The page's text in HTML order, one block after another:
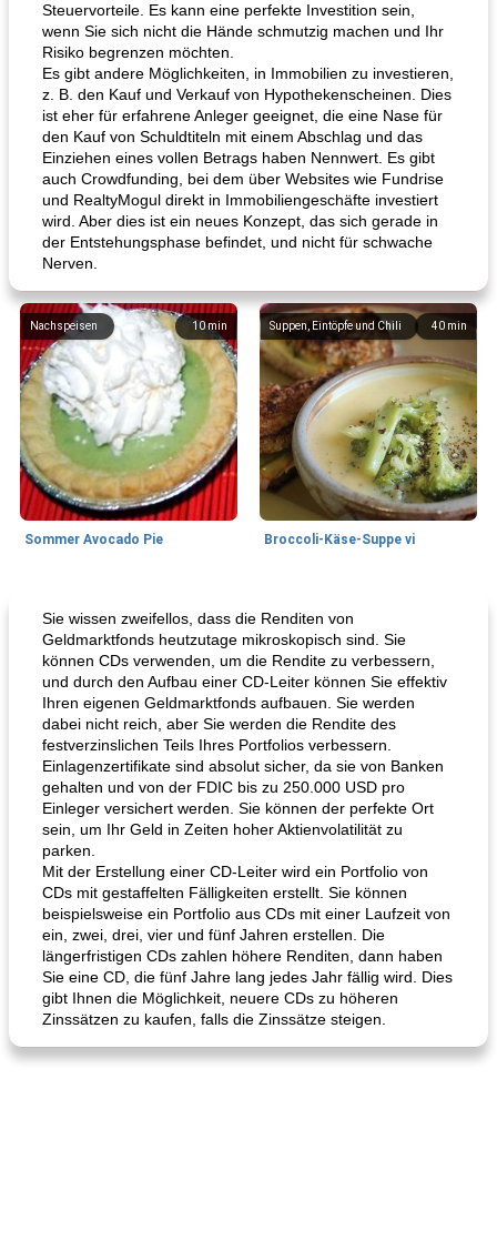
Steuervorteile. Es kann eine perfekte Investition sein,
wenn Sie sich nicht die Hände schmutzig machen und Ihr
Risiko begrenzen möchten.
Es gibt andere Möglichkeiten, in Immobilien zu investieren,
z. B. den Kauf und Verkauf von Hypothekenscheinen. Dies
ist eher für erfahrene Anleger geeignet, die eine Nase für
den Kauf von Schuldtiteln mit einem Abschlag und das
Einziehen eines vollen Betrags haben Nennwert. Es gibt
auch Crowdfunding, bei dem über Websites wie Fundrise
und RealtyMogul direkt in Immobiliengeschäfte investiert
wird. Aber dies ist ein neues Konzept, das sich gerade in
der Entstehungsphase befindet, und nicht für schwache
Nerven.
10min
Nachspeisen
Sommer Avocado Pie
40 min
Suppen, Eintöpfe und Chili
Broccoli-Käse-Suppe vi
Karamell-Brownie-Kuchen Cilantro-Curry-Hühnersalat
Sie wissen zweifellos, dass die Renditen von
Geldmarktfonds heutzutage mikroskopisch sind. Sie
können CDs verwenden, um die Rendite zu verbessern,
und durch den Aufbau einer CD-Leiter können Sie effektiv
Ihren eigenen Geldmarktfonds aufbauen. Sie werden
dabei nicht reich, aber Sie werden die Rendite des
festverzinslichen Teils Ihres Portfolios verbessern.
Einlagenzertifikate sind absolut sicher, da sie von Banken
gehalten und von der FDIC bis zu 250.000 USD pro
Einleger versichert werden. Sie können der perfekte Ort
sein, um Ihr Geld in Zeiten hoher Aktienvolatilität zu
parken.
Mit der Erstellung einer CD-Leiter wird ein Portfolio von
CDs mit gestaffelten Fälligkeiten erstellt. Sie können
beispielsweise ein Portfolio aus CDs mit einer Laufzeit von
ein, zwei, drei, vier und fünf Jahren erstellen. Die
längerfristigen CDs zahlen höhere Renditen, dann haben
Sie eine CD, die fünf Jahre lang jedes Jahr fällig wird. Dies
gibt Ihnen die Möglichkeit, neuere CDs zu höheren
Zinssätzen zu kaufen, falls die Zinssätze steigen.